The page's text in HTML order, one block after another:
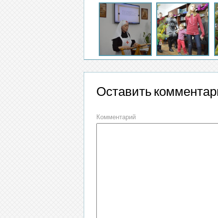
Оставить
Комментарий